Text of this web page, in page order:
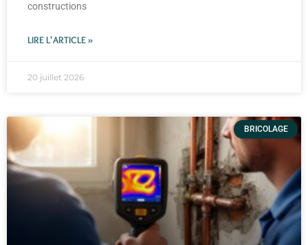
constructions
LIRE L'ARTICLE »
20 juillet 2026
BRICOLAGE